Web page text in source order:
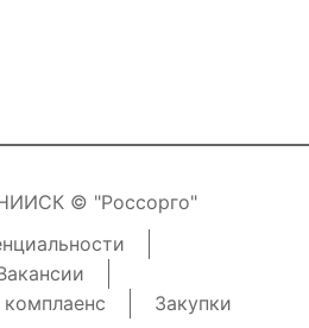
© "Россорго"
Закупки